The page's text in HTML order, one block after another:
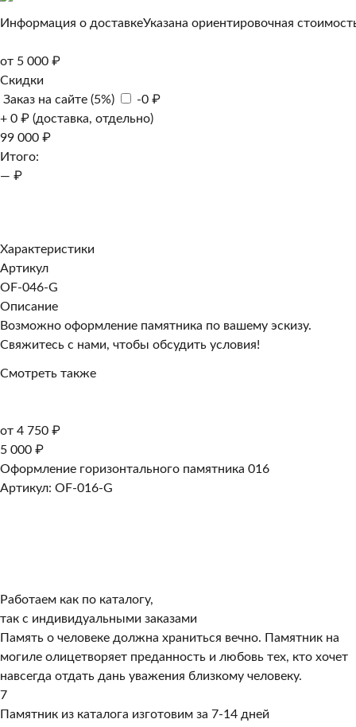
Информация о доставкеУказана ориентировочная
от 5 000 ₽
Скидки
Заказ на сайте (5%)
-0 ₽
+ 0 ₽ (доставка, отдельно)
99 000 ₽
Итого:
— ₽
Характеристики
Артикул
OF-046-G
Описание
Возможно оформление памятника по вашему эскизу.
Свяжитесь с нами, чтобы обсудить условия!
Смотреть также
от 4 750 ₽
5 000 ₽
Оформление горизонтального памятника 016
Артикул: OF-016-G
Работаем как по каталогу,
так с индивидуальными заказами
Память о человеке должна храниться вечно. Памятник на
могиле олицетворяет преданность и любовь тех, кто хочет
навсегда отдать дань уважения близкому человеку.
7
Памятник из каталога изготовим за 7-14 дней